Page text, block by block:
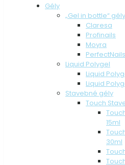
Gély
„Gel in bottle“ gély
Claresa
Profinails
Moyra
PerfectNails
Liquid Polygel
Liquid
Liquid
Stavebné gély
Touch
15ml
30ml